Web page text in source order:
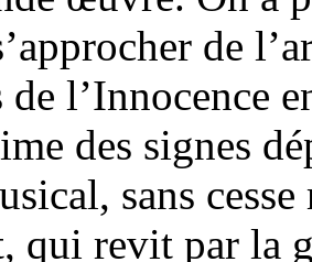
de
l’Innocence
des signes
sans
qui revit par la